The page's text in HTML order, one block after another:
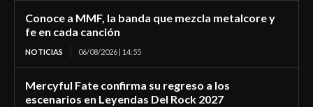
Conoce a MMF, la banda que mezcla metalcore y
fe en cada canción
NOTICIAS 06/08/2026 | 14:55
Mercyful Fate confirma su regreso a los
escenarios en Leyendas Del Rock 2027